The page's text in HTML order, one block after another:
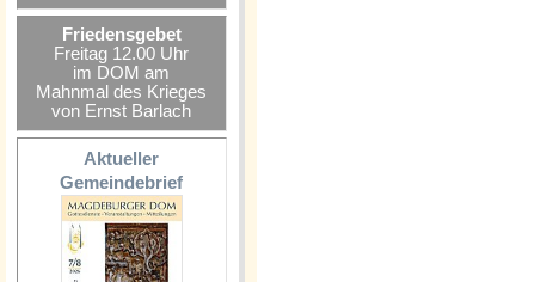
Friedensgebet
Freitag 12.00 Uhr
im DOM am
Mahnmal des Krieges
von Ernst Barlach
Aktueller
Gemeindebrief